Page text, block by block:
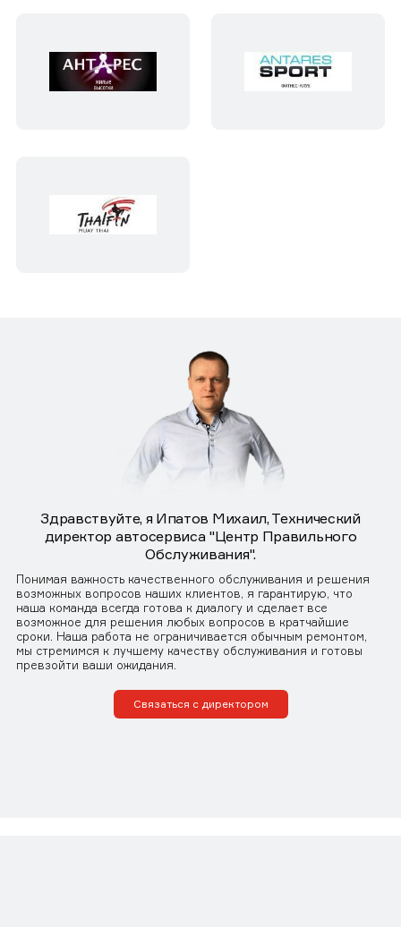
Здравствуйте, я Ипатов Михаил, Технический
директор автосервиса "Центр Правильного
Обслуживания".
Понимая важность качественного обслуживания и решения
возможных вопросов наших клиентов, я гарантирую, что
наша команда всегда готова к диалогу и сделает все
возможное для решения любых вопросов в кратчайшие
сроки. Наша работа не ограничивается обычным ремонтом,
мы стремимся к лучшему качеству обслуживания и готовы
превзойти ваши ожидания.
Связаться с директором